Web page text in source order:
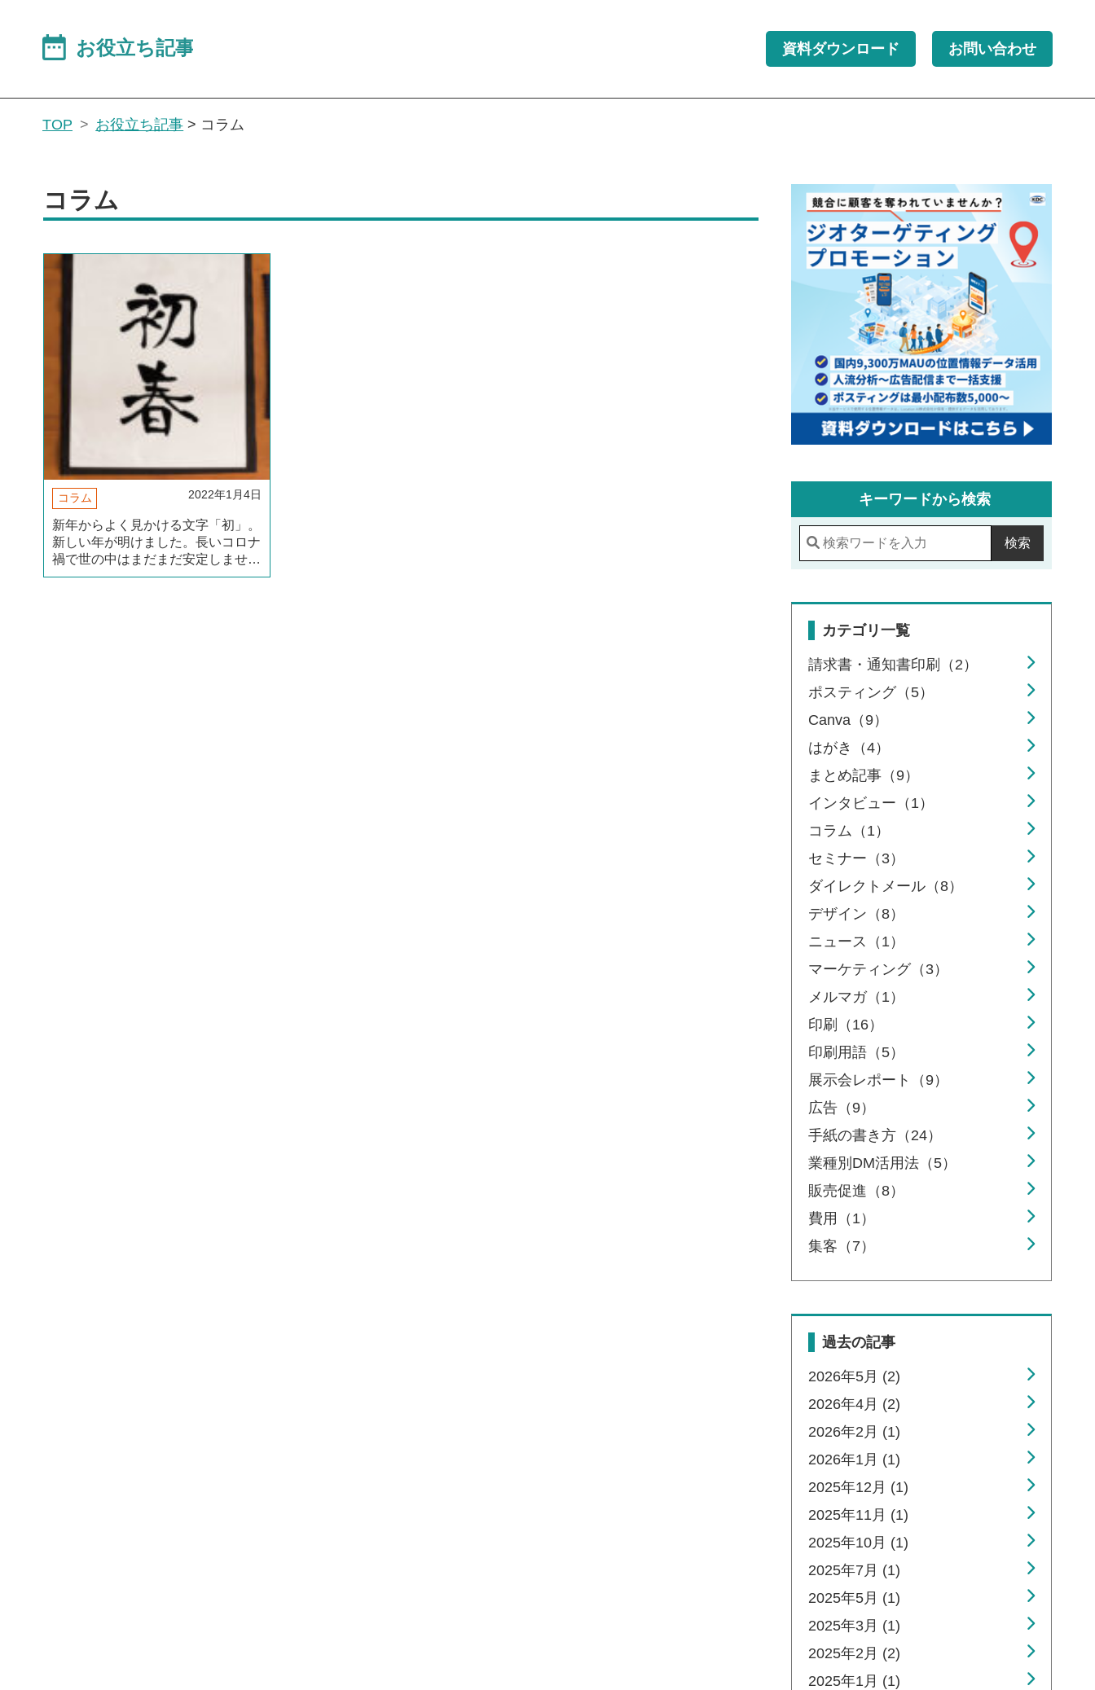
資料ダウンロード お問い合わせ
TOP お役立ち記事 > コラム
コラム
コラム 2022年1月4日
新年からよく見かける文字「初」。
新しい年が明けました。長いコロナ
禍で世の中はまだまだ安定しません
が、今年こそみんなが笑顔になれる
キーワードから検索
検索
カテゴリ一覧
請求書・通知書印刷（2）
ポスティング（5）
Canva（9）
はがき（4）
まとめ記事（9）
インタビュー（1）
コラム（1）
セミナー（3）
ダイレクトメール（8）
デザイン（8）
ニュース（1）
マーケティング（3）
メルマガ（1）
印刷（16）
印刷用語（5）
展示会レポート（9）
広告（9）
手紙の書き方（24）
業種別DM活用法（5）
販売促進（8）
費用（1）
集客（7）
過去の記事
2026年5月 (2)
2026年4月 (2)
2026年2月 (1)
2026年1月 (1)
2025年12月 (1)
2025年11月 (1)
2025年10月 (1)
2025年7月 (1)
2025年5月 (1)
2025年3月 (1)
2025年2月 (2)
2025年1月 (1)